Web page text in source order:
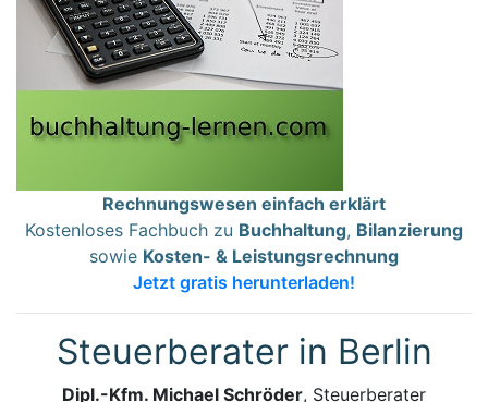
Rechnungswesen einfach erklärt
Kostenloses Fachbuch zu Buchhaltung, Bilanzierung
sowie Kosten- & Leistungsrechnung
Jetzt gratis herunterladen!
Steuerberater in Berlin
Dipl.-Kfm. Michael Schröder, Steuerberater